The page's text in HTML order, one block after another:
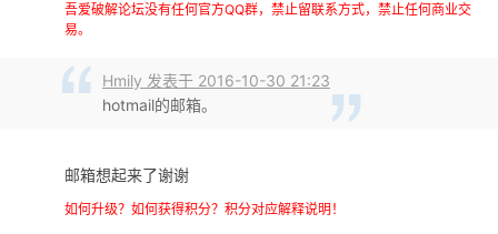
吾爱破解论坛没有任何官方QQ群，禁止留联系方式，禁止任何商业交
易。
Hmily 发表于 2016-10-30 21:23
hotmail的邮箱。
邮箱想起来了谢谢
如何升级？如何获得积分？积分对应解释说明！